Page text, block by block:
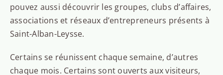
pouvez aussi découvrir les groupes, clubs d’affaires,
associations et réseaux d’entrepreneurs présents à
Saint-Alban-Leysse.
Certains se réunissent chaque semaine, d’autres
chaque mois. Certains sont ouverts aux visiteurs,